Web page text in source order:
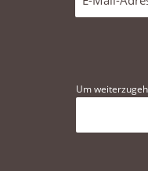
Mail-
Adresse
Um